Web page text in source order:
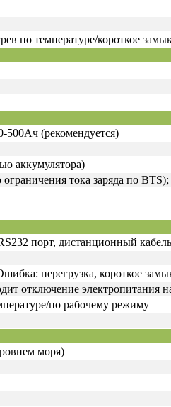
по температуре/короткое
500Ач (рекомендуется)
аккумулятора)
тока заряда по BTS);
порт, дистанционный
перегрузка, короткое
отключение электропитания
по рабочему режиму
моря)